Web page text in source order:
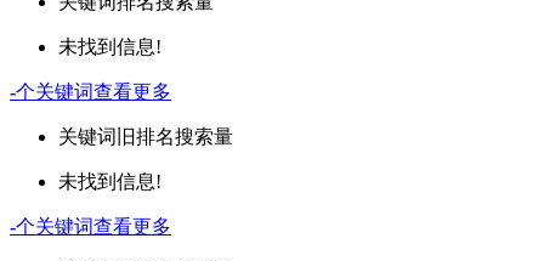
未找到信息!
-个关键词查看更多
关键词 旧排名搜索量
未找到信息!
-个关键词查看更多